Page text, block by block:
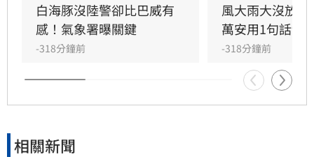
沉降影響，恐出現36度高溫及焚風。氣象署持續
發布陸上強風特報，提醒嘉義以北、恆春半島及
離島留意強陣風。
白海豚沒陸警卻比巴威有
感！氣象署曝關鍵
-318分鐘前
風大雨大沒放
萬安用1句話卸
-318分鐘前
相關新聞